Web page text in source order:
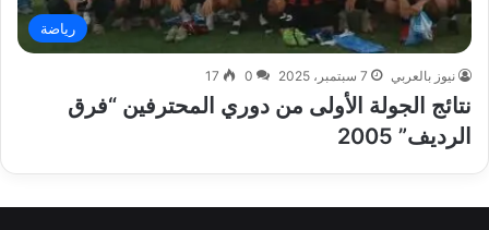
رياضة
نيوز بالعربي 7 سبتمبر، 2025 0
17
نتائج الجولة الأولى من دوري المحترفين “فرق
الرديف” 2005